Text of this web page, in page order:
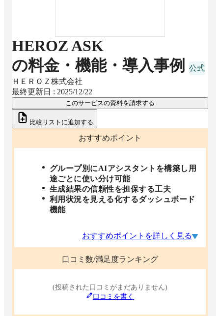
HEROZ ASK
の料金・機能・導入事例
ＨＥＲＯＺ株式会社
最終更新日 : 2025/12/22
このサービスの資料を請求する
比較リストに追加する
おすすめポイント
グループ別にAIアシスタントを構築し用
途ごとに使い分け可能
生成結果の信頼性を担保する工夫
利用状況を見える化するダッシュボード
機能
おすすめポイントを詳しく見る
口コミ数/満足度ランキング
(投稿された口コミがまだありません)
口コミを書く